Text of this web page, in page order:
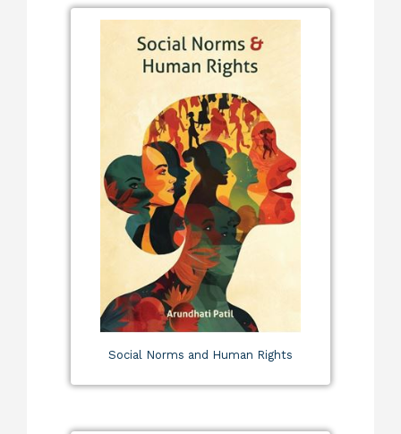
Social Norms and Human Rights